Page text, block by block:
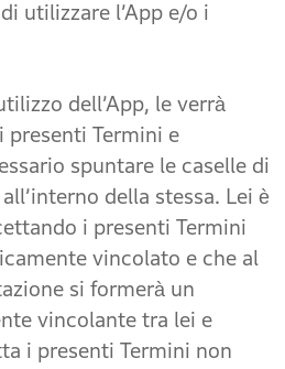
utilizzare l’App e/o i
dell’App, le verrà
presenti Termini e
spuntare le caselle di
della stessa. Lei è
i presenti Termini
vincolato e che al
si formerà un
vincolante tra lei e
i presenti Termini non